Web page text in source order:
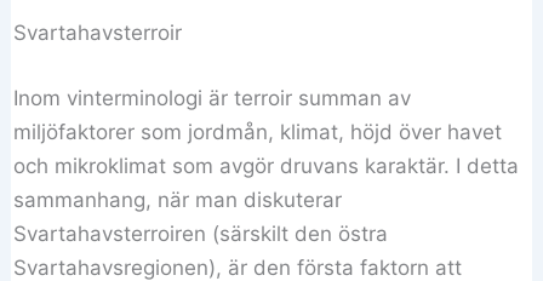
Svartahavsterroir
Inom vinterminologi är terroir summan av
miljöfaktorer som jordmån, klimat, höjd över havet
och mikroklimat som avgör druvans karaktär. I detta
sammanhang, när man diskuterar
Svartahavsterroiren (särskilt den östra
Svartahavsregionen), är den första faktorn att